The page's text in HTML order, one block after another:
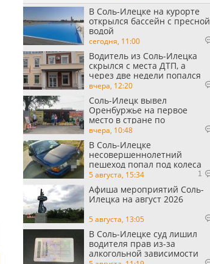
В Соль-Илецке на курорте
открылся бассейн с пресной
водой
сегодня, 11:00
Водитель из Соль-Илецка
скрылся с места ДТП, а
через две недели попался
пьяным
вчера, 12:20
Соль-Илецк вывел
Оренбуржье на первое
место в стране по
выращиванию арбузов
вчера, 10:48
В Соль-Илецке
несовершеннолетний
пешеход попал под колеса
автомобиля
5 августа, 15:34 1
Афиша мероприятий Соль-
Илецка на август 2026
5 августа, 13:05
В Соль-Илецке суд лишил
водителя прав из-за
алкогольной зависимости